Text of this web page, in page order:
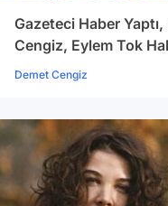
Gazeteci Haber
Cengiz, Eylem Tok
Demet Cengiz